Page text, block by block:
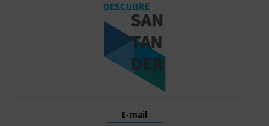
E-mail